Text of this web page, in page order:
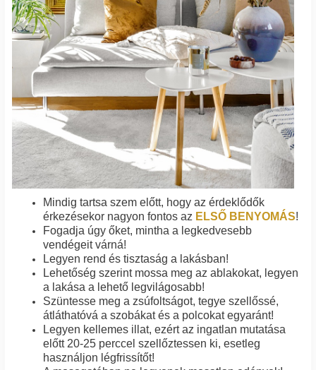
Mindig tartsa szem előtt, hogy az érdeklődők
érkezésekor nagyon fontos az ELSŐ BENYOMÁS!
Fogadja úgy őket, mintha a legkedvesebb
vendégeit várná!
Legyen rend és tisztaság a lakásban!
Lehetőség szerint mossa meg az ablakokat, legyen
a lakása a lehető legvilágosabb!
Szüntesse meg a zsúfoltságot, tegye szellőssé,
átláthatóvá a szobákat és a polcokat egyaránt!
Legyen kellemes illat, ezért az ingatlan mutatása
előtt 20-25 perccel szellőztessen ki, esetleg
használjon légfrissítőt!